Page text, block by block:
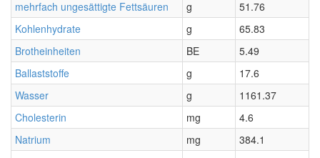
mehrfach ungesättigte Fettsäuren
g 51.76
Kohlenhydrate
g 65.83
Brotheinheiten
BE 5.49
Ballaststoffe
g 17.6
Wasser
g 1161.37
Cholesterin
mg 4.6
Natrium
mg 384.1